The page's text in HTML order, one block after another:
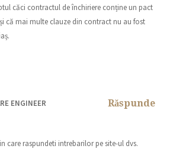
căci contractul de închiriere conține un pact
că mai multe clauze din contract nu au fost
Răspunde
ENGINEER
care raspundeti intrebarilor pe site-ul dvs.